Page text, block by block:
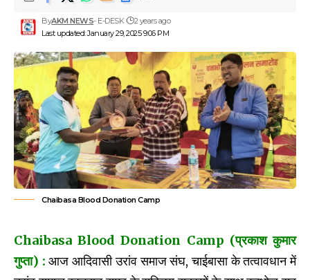
Last updated: January 29, 2025 9:06 PM
ByAKM NEWS- E-DESK 2 years ago
Chaibasa Blood Donation Camp
Chaibasa Blood Donation Camp (प्रकाश कुमार
गुप्ता) : आज आदिवासी उरांव समाज संघ, चाईबासा के तत्वावधान में